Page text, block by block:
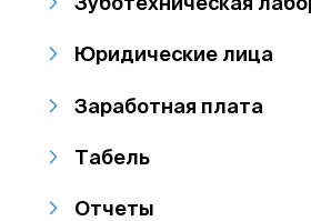
Юридические лица
Заработная плата
Табель
Отчеты